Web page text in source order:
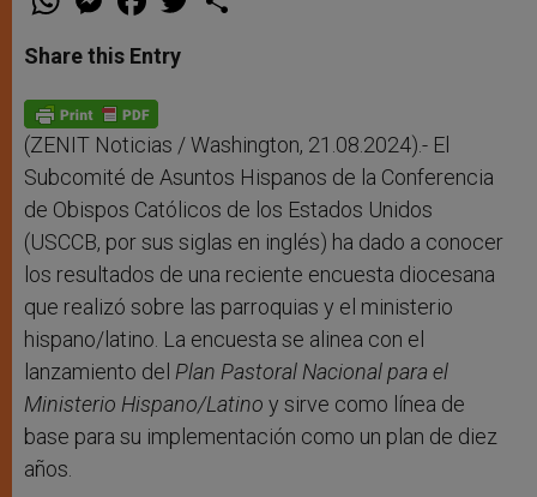
t
s
p
p
e
s
e
g
e
r
a
e
b
o
k
w
Share this Entry
(ZENIT Noticias / Washington, 21.08.2024).- El
Subcomité de Asuntos Hispanos de la Conferencia
de Obispos Católicos de los Estados Unidos
(USCCB, por sus siglas en inglés) ha dado a conocer
los resultados de una reciente encuesta diocesana
que realizó sobre las parroquias y el ministerio
hispano/latino. La encuesta se alinea con el
lanzamiento del Plan Pastoral Nacional para el
Ministerio Hispano/Latino y sirve como línea de
base para su implementación como un plan de diez
años.